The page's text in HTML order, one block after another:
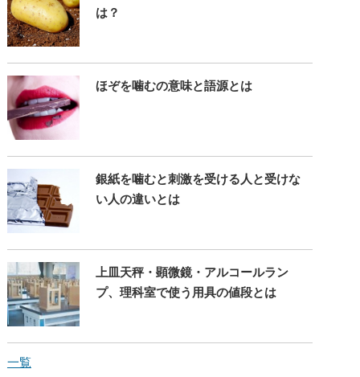
は？
ほぞを噛むの意味と語源とは
銀紙を噛むと刺激を受ける人と受けな
い人の違いとは
上皿天秤・顕微鏡・アルコールラン
プ、理科室で使う用具の値段とは
一覧